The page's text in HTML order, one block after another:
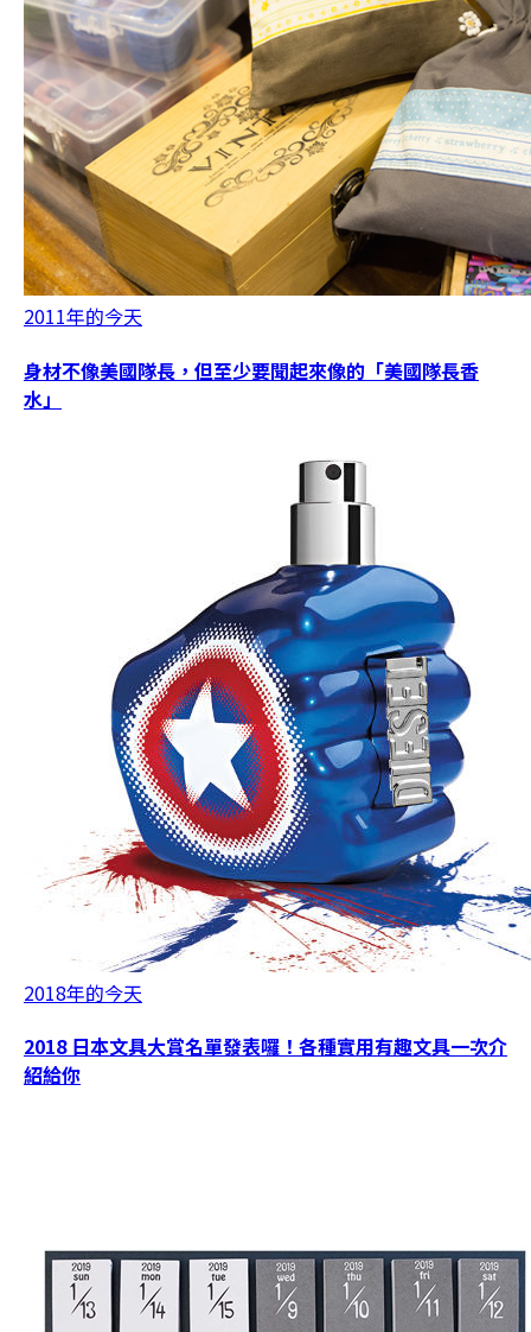
2011年的今天
身材不像美國隊長，但至少要聞起來像的「美國隊長香
水」
2018年的今天
2018 日本文具大賞名單發表囉！各種實用有趣文具一次介
紹給你